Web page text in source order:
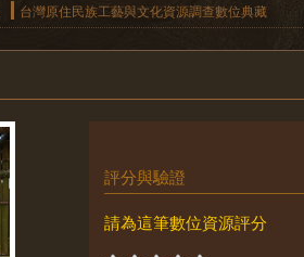
台灣原住民族工藝與文化資源調查數位典藏
評分與驗證
請為這筆數位資源評分